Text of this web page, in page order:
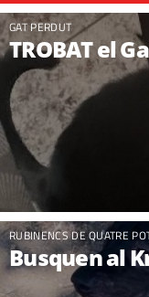
GAT PERDUT
TROBAT el
RUBINENCS DE QUATRE
Busquen al